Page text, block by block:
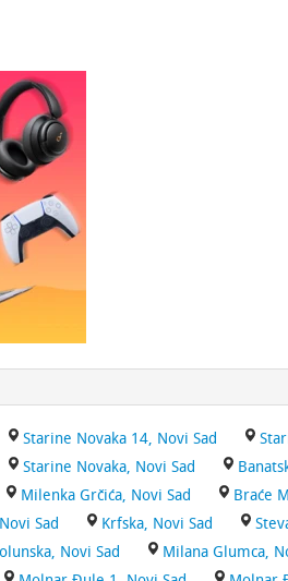
Starine Novaka 14, Novi Sad
Starine Novaka, Novi Sad
Milenka Grčića, Novi Sad Braće
Sad
Krfska, Novi Sad
Novi Sad Milana Glumca,